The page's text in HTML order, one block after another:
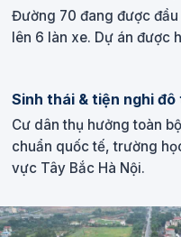
Đường 70 đang được
lên 6 làn xe. Dự án được
Sinh thái & tiện nghi
Cư dân thụ hưởng toàn
chuẩn quốc tế, trường
vực Tây Bắc Hà Nội.